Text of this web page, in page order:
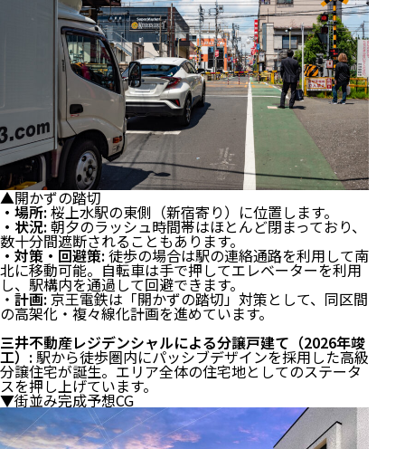
▲開かずの踏切
・場所:桜上水駅の東側（新宿寄り）に位置します。
・状況:朝夕のラッシュ時間帯はほとんど閉まっており、
数十分間遮断されることもあります。
・対策・回避策:徒歩の場合は駅の連絡通路を利用して南
北に移動可能。自転車は手で押してエレベーターを利用
し、駅構内を通過して回避できます。
・ 計画:京王電鉄は「開かずの踏切」対策として、同区間
の高架化・複々線化計画を進めています。
三井不動産レジデンシャルによる分譲戸建て（2026年竣
工）:駅から徒歩圏内にパッシブデザインを採用した高級
分譲住宅が誕生。エリア全体の住宅地としてのステータ
スを押し上げています。
▼街並み完成予想CG